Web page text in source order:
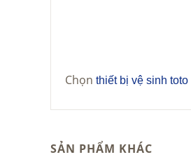
Chọn thiết bị vệ sinh toto
SẢN PHẨM KHÁC